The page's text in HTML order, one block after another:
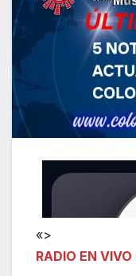
«>
RADIO EN